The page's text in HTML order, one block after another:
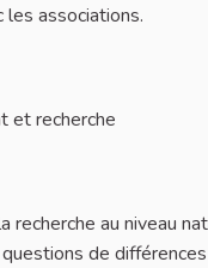
associations.
et recherche
recherche au niveau
de